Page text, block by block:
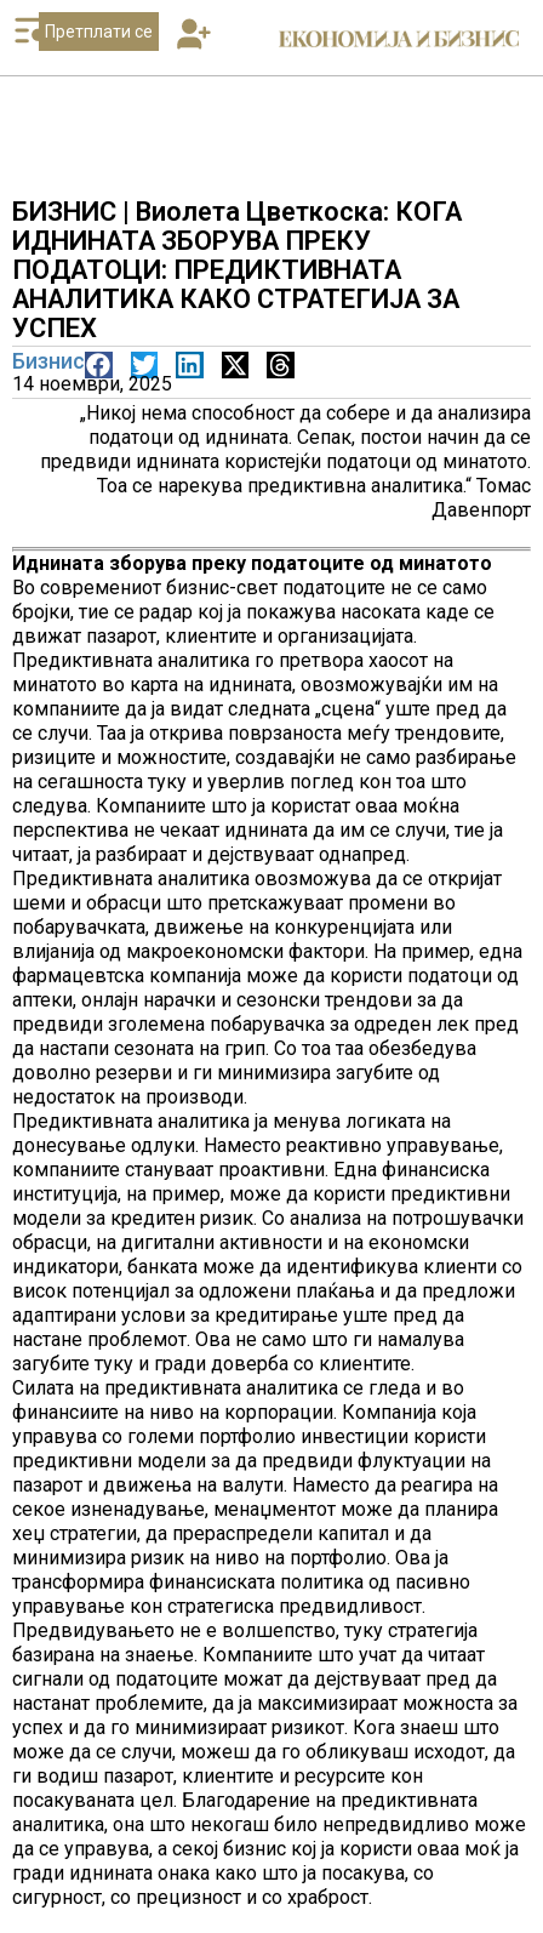
Претплати се
БИЗНИС | Виолета Цветкоска: КОГА
ИДНИНАТА ЗБОРУВА ПРЕКУ
ПОДАТОЦИ: ПРЕДИКТИВНАТА
АНАЛИТИКА КАКО СТРАТЕГИЈА ЗА
УСПЕХ
Бизнис
14 ноември, 2025
„Никој нема способност да собере и да анализира
податоци од иднината. Сепак, постои начин да се
предвиди иднината користејќи податоци од минатото.
Тоа се нарекува предиктивна аналитика.“ Томас
Давенпорт
Иднината зборува преку податоците од минатото
Во современиот бизнис-свет податоците не се само
бројки, тие се радар кој ја покажува насоката каде се
движат пазарот, клиентите и организацијата.
Предиктивната аналитика го претвора хаосот на
минатото во карта на иднината, овозможувајќи им на
компаниите да ја видат следната „сцена“ уште пред да
се случи. Таа ја открива поврзаноста меѓу трендовите,
ризиците и можностите, создавајќи не само разбирање
на сегашноста туку и уверлив поглед кон тоа што
следува. Компаниите што ја користат оваа моќна
перспектива не чекаат иднината да им се случи, тие ја
читаат, ја разбираат и дејствуваат однапред.
Предиктивната аналитика овозможува да се откријат
шеми и обрасци што претскажуваат промени во
побарувачката, движење на конкуренцијата или
влијанија од макроекономски фактори. На пример, една
фармацевтска компанија може да користи податоци од
аптеки, онлајн нарачки и сезонски трендови за да
предвиди зголемена побарувачка за одреден лек пред
да настапи сезоната на грип. Со тоа таа обезбедува
доволно резерви и ги минимизира загубите од
недостаток на производи.
Предиктивната аналитика ја менува логиката на
донесување одлуки. Наместо реактивно управување,
компаниите стануваат проактивни. Една финансиска
институција, на пример, може да користи предиктивни
модели за кредитен ризик. Со анализа на потрошувачки
обрасци, на дигитални активности и на економски
индикатори, банката може да идентификува клиенти со
висок потенцијал за одложени плаќања и да предложи
адаптирани услови за кредитирање уште пред да
настане проблемот. Ова не само што ги намалува
загубите туку и гради доверба со клиентите.
Силата на предиктивната аналитика се гледа и во
финансиите на ниво на корпорации. Компанија која
управува со големи портфолио инвестиции користи
предиктивни модели за да предвиди флуктуации на
пазарот и движења на валути. Наместо да реагира на
секое изненадување, менаџментот може да планира
хеџ стратегии, да прераспредели капитал и да
минимизира ризик на ниво на портфолио. Ова ја
трансформира финансиската политика од пасивно
управување кон стратегиска предвидливост.
Предвидувањето не е волшепство, туку стратегија
базирана на знаење. Компаниите што учат да читаат
сигнали од податоците можат да дејствуваат пред да
настанат проблемите, да ја максимизираат можноста за
успех и да го минимизираат ризикот. Кога знаеш што
може да се случи, можеш да го обликуваш исходот, да
ги водиш пазарот, клиентите и ресурсите кон
посакуваната цел. Благодарение на предиктивната
аналитика, она што некогаш било непредвидливо може
да се управува, а секој бизнис кој ја користи оваа моќ ја
гради иднината онака како што ја посакува, со
сигурност, со прецизност и со храброст.